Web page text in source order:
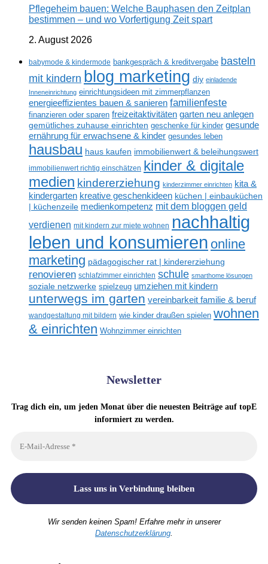
Pflegeheim bauen: Welche Bauphasen den Zeitplan
bestimmen – und wo Vorfertigung Zeit spart
2. August 2026
babymode & kindermode bankgespräch & kreditvergabe basteln
mit kindern blog marketing diy einladende
Inneneinrichtung einrichtungsideen mit zimmerpflanzen
energieeffizientes bauen & sanieren familienfeste
finanzieren oder sparen freizeitaktivitäten garten neu anlegen
gemütliches zuhause einrichten geschenke für kinder gesunde
ernährung für erwachsene & kinder gesundes leben
hausbau haus kaufen immobilienwert & beleihungswert
immobilienwert richtig einschätzen kinder & digitale
medien kindererziehung kinderzimmer einrichten kita &
kindergarten kreative geschenkideen küchen | einbauküchen
| küchenzeile medienkompetenz mit dem bloggen geld
verdienen mit kindern zur miete wohnen nachhaltig
leben und konsumieren online
marketing pädagogischer rat | kindererziehung
renovieren schlafzimmer einrichten schule smarthome lösungen
soziale netzwerke spielzeug umziehen mit kindern
unterwegs im garten vereinbarkeit familie & beruf
wandgestaltung mit bildern wie kinder draußen spielen wohnen
& einrichten Wohnzimmer einrichten
Newsletter
Trag dich ein, um jeden Monat über die neuesten Beiträge auf topE
informiert zu werden.
Wir senden keinen Spam! Erfahre mehr in unserer
Datenschutzerklärung